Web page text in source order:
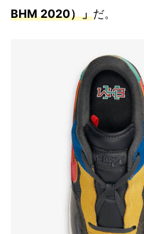
BHM 2020）」だ。